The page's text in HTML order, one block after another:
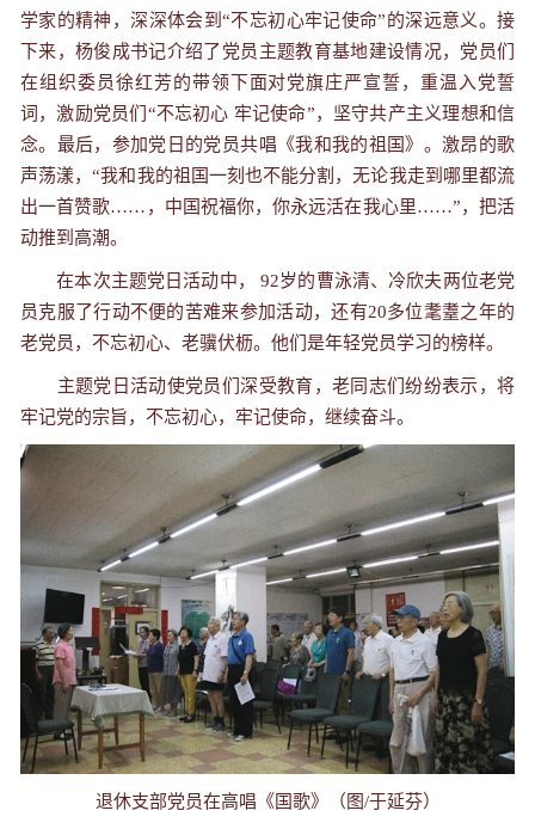
学家的精神，深深体会到“不忘初心牢记使命”的深远意义。接
下来，杨俊成书记介绍了党员主题教育基地建设情况，党员们
在组织委员徐红芳的带领下面对党旗庄严宣誓，重温入党誓
词，激励党员们“不忘初心 牢记使命”，坚守共产主义理想和信
念。最后，参加党日的党员共唱《我和我的祖国》。激昂的歌
声荡漾，“我和我的祖国一刻也不能分割，无论我走到哪里都流
出一首赞歌…… ，中国祝福你，你永远活在我心里……”，把活
动推到高潮。
在本次主题党日活动中， 92岁的曹泳清、冷欣夫两位老党
员克服了行动不便的苦难来参加活动，还有20多位耄耋之年的
老党员，不忘初心、老骥伏枥。他们是年轻党员学习的榜样。
主题党日活动使党员们深受教育，老同志们纷纷表示，将
牢记党的宗旨，不忘初心，牢记使命，继续奋斗。
退休支部党员在高唱《国歌》（图/于延芬）